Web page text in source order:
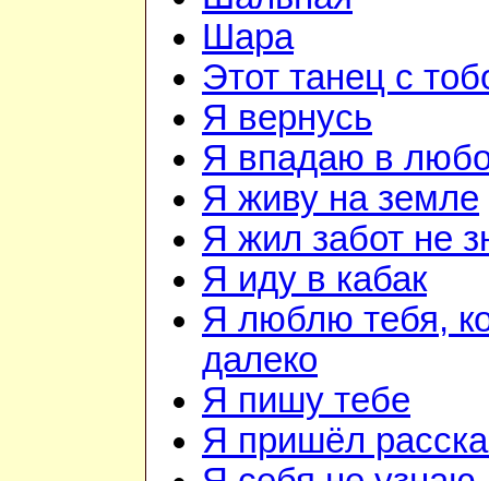
Шара
Этот танец с
Я вернусь
Я впадаю в
Я живу на земле
Я жил забот не
Я иду в кабак
Я люблю тебя,
далеко
Я пишу тебе
Я пришёл